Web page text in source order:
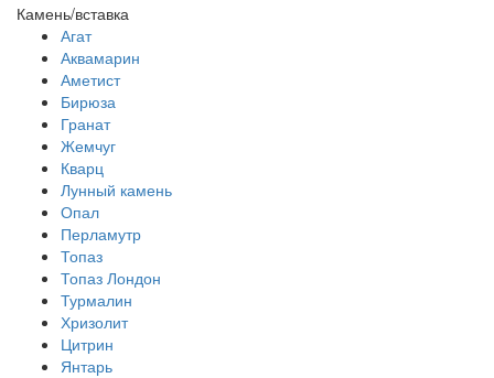
Камень/вставка
Агат
Аквамарин
Аметист
Бирюза
Гранат
Жемчуг
Кварц
Лунный камень
Опал
Перламутр
Топаз
Топаз Лондон
Турмалин
Хризолит
Цитрин
Янтарь